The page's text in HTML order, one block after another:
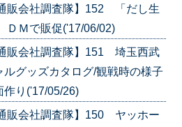
販会社調査隊】152 「だし生
ＤＭで販促('17/06/02)
販会社調査隊】151 埼玉西武
グッズカタログ/観戦時の様子
作り('17/05/26)
販会社調査隊】150 ヤッホー